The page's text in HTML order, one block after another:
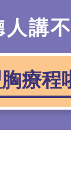
講不
療程